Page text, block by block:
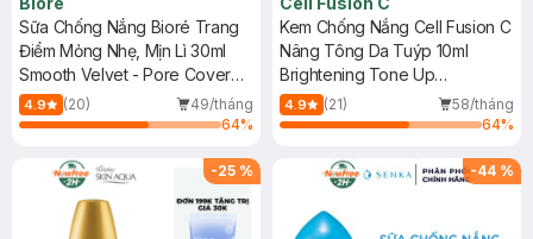
Sữa Chống Nắng Bioré Trang
Điểm Mỏng Nhẹ, Mịn Lì 30ml
Smooth Velvet - Pore Cover
Milk SPF 50+ PA++++
4.9 (20)
49/tháng
64%
Kem Chống Nắng Cell Fusion C
Nâng Tông Da Tuýp 10ml
Brightening Tone Up
Sunscreen 100 SPF50+/ PA
++++
4.9 (21)
58/tháng
64%
-25 % -44 %